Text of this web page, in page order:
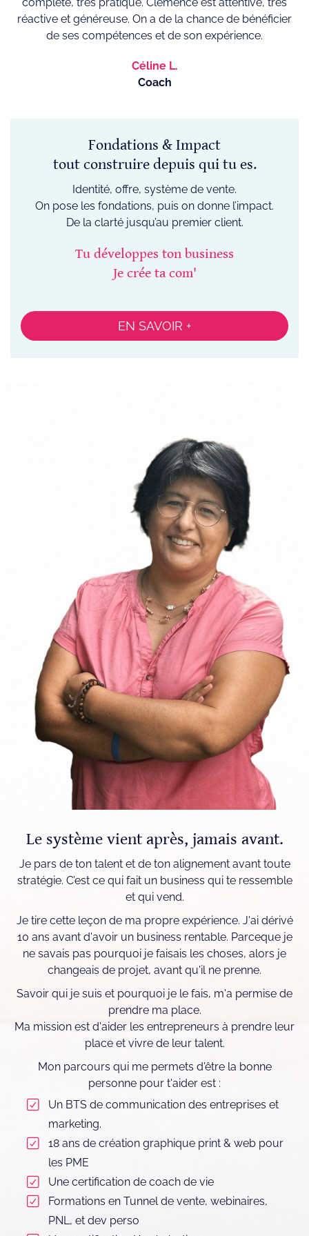
complète, très pratique. Clémence est attentive, très
réactive et généreuse. On a de la chance de bénéficier
de ses compétences et de son expérience.
Céline L.
Coach
Fondations & Impact
tout construire depuis qui tu es.
Identité, offre, système de vente.
On pose les fondations, puis on donne l’impact.
De la clarté jusqu’au premier client.
Tu développes ton business
Je crée ta com'
EN SAVOIR +
Le système vient après, jamais avant.
Je pars de ton talent et de ton alignement avant toute
stratégie. C’est ce qui fait un business qui te ressemble
et qui vend.
Je tire cette leçon de ma propre expérience. J'ai dérivé
10 ans avant d'avoir un business rentable. Parceque je
ne savais pas pourquoi je faisais les choses, alors je
changeais de projet, avant qu'il ne prenne.
Savoir qui je suis et pourquoi je le fais, m'a permise de
prendre ma place.
Ma mission est d'aider les entrepreneurs à prendre leur
place et vivre de leur talent.
Mon parcours qui me permets d'être la bonne
personne pour t'aider est :
Un BTS de communication des entreprises et
marketing.
18 ans de création graphique print & web pour
les PME
Une certification de coach de vie
Formations en Tunnel de vente, webinaires,
PNL, et dev perso